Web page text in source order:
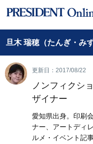
旦木 瑞穂（たんぎ・みず
更新日：2017/08/22
ノンフィクシ
ザイナー
愛知県出身。印刷
ナー、アートディ
ルメ・イベント記